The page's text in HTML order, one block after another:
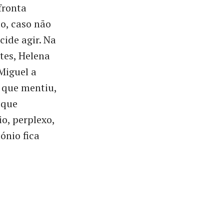
caso não
agir. Na
Helena
a
que mentiu,
perplexo,
fica